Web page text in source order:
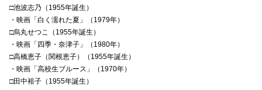
□池波志乃（1955年誕生）
・映画「白く濡れた夏」（1979年）
□烏丸せつこ（1955年誕生）
・映画「四季・奈津子」（1980年）
□高橋恵子（関根恵子）（1955年誕生）
・映画「高校生ブルース」（1970年）
□田中裕子（1955年誕生）